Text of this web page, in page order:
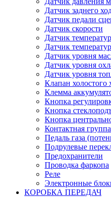
Датчик заднего
Датчик педали
Датчик скорости
Датчик
Датчик
Датчик уровня
Датчик уровня
Датчик уровня
Клапан холостого
Клемма
Кнопка
Кнопка
Кнопка
Контактная
Педаль газа
Подрулевые
Предохранители
Проводка фаркопа
Реле
Электронные
КОРОБКА ПЕРЕДАЧ